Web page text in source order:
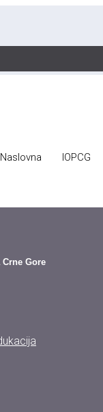
Naslovna IOPCG
Gore